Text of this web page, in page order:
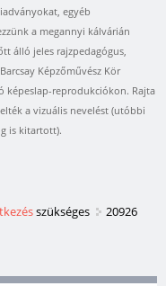
egyéb
a megannyi kálvárián
álló jeles rajzpedagógus,
Képzőművész Kör
képeslap-reprodukciókon. Rajta
a vizuális nevelést (utóbbi
is kitartott).
szükséges
20926